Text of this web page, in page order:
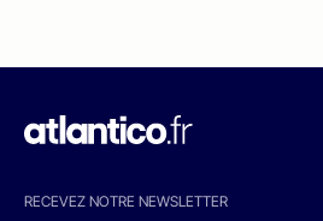
RECEVEZ NOTRE NEWSLETTER